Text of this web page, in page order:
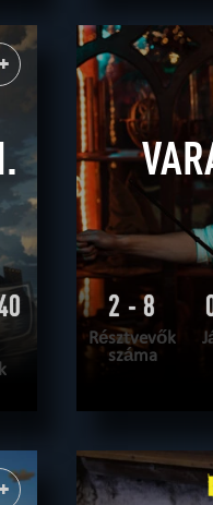
2 - 8
Résztvevők
száma